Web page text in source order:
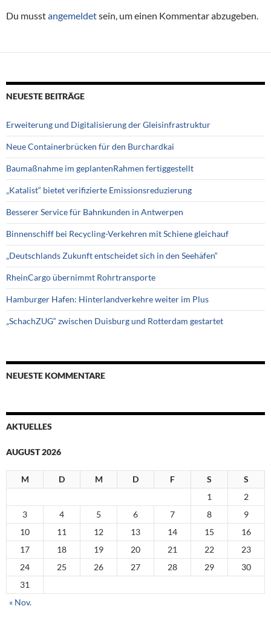
Du musstangemeldetsein, um einen Kommentar abzugeben.
NEUESTE BEITRÄGE
Erweiterung und Digitalisierung der Gleisinfrastruktur
Neue Containerbrücken für den Burchardkai
Baumaßnahme im geplantenRahmen fertiggestellt
„Katalist“ bietet verifizierte Emissionsreduzierung
Besserer Service für Bahnkunden in Antwerpen
Binnenschiff bei Recycling-Verkehren mit Schiene gleichauf
„Deutschlands Zukunft entscheidet sich in den Seehäfen“
RheinCargo übernimmt Rohrtransporte
Hamburger Hafen: Hinterlandverkehre weiter im Plus
„SchachZUG“ zwischen Duisburg und Rotterdam gestartet
NEUESTE KOMMENTARE
AKTUELLES
AUGUST 2026
M D M D F S
S
1
2
3
4 5 6 7 8
9
10
11 12 13 14 15
16
17
18 19 20 21 22
23
24
25 26 27 28 29
30
31
« Nov.